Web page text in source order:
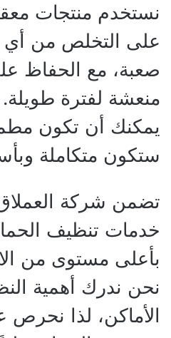
نستخدم منتجات
على التخلص من أي
صعبة، مع الحفاظ
منعشة لفترة طويلة.
يمكنك أن تكون
ستكون متكاملة
تضمن شركة
خدمات تنظيف
بأعلى مستوى من
نحن ندرك أهمية
الأماكن، لذا